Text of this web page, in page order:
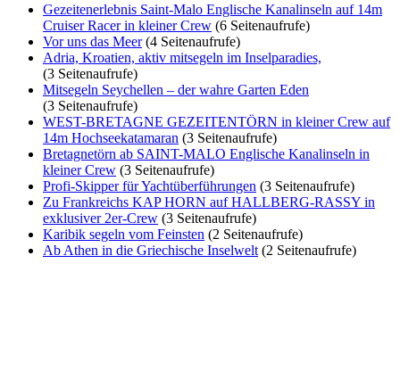
Gezeitenerlebnis Saint-Malo Englische Kanalinseln auf 14m
Cruiser Racer in kleiner Crew (6 Seitenaufrufe)
Vor uns das Meer(4 Seitenaufrufe)
Adria, Kroatien, aktiv mitsegeln im Inselparadies,
(3 Seitenaufrufe)
Mitsegeln Seychellen – der wahre Garten Eden
(3 Seitenaufrufe)
WEST-BRETAGNE GEZEITENTÖRN in kleiner Crew auf
14m Hochseekatamaran (3 Seitenaufrufe)
Bretagnetörn ab SAINT-MALO Englische Kanalinseln in
kleiner Crew (3 Seitenaufrufe)
Profi-Skipper für Yachtüberführungen (3 Seitenaufrufe)
Zu Frankreichs KAP HORN auf HALLBERG-RASSY in
exklusiver 2er-Crew (3 Seitenaufrufe)
Karibik segeln vom Feinsten (2 Seitenaufrufe)
Ab Athen in die Griechische Inselwelt (2 Seitenaufrufe)